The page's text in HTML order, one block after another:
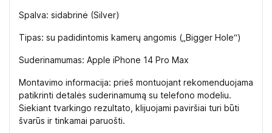
Spalva: sidabrinė (Silver)
Tipas: su padidintomis kamerų angomis („Bigger Hole“)
Suderinamumas: Apple iPhone 14 Pro Max
Montavimo informacija: prieš montuojant rekomenduojama
patikrinti detalės suderinamumą su telefono modeliu.
Siekiant tvarkingo rezultato, klijuojami paviršiai turi būti
švarūs ir tinkamai paruošti.